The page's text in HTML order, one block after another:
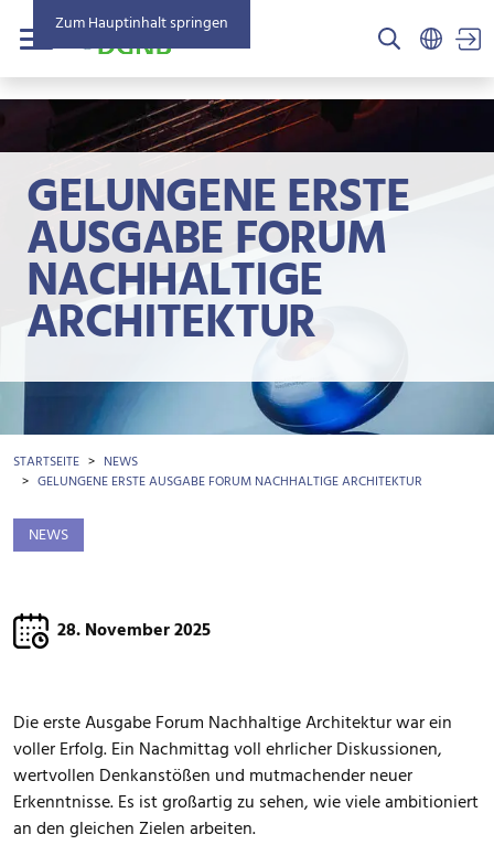
Zum Hauptinhalt springen
Menü
GELUNGENE ERSTE
AUSGABE FORUM
NACHHALTIGE
ARCHITEKTUR
BROTKRÜMEL
STARTSEITE
NEWS
GELUNGENE ERSTE AUSGABE FORUM NACHHALTIGE ARCHITEKTUR
NEWS
28. November 2025
Die erste Ausgabe Forum Nachhaltige Architektur war ein
voller Erfolg. Ein Nachmittag voll ehrlicher Diskussionen,
wertvollen Denkanstößen und mutmachender neuer
Erkenntnisse. Es ist großartig zu sehen, wie viele ambitioniert
an den gleichen Zielen arbeiten.